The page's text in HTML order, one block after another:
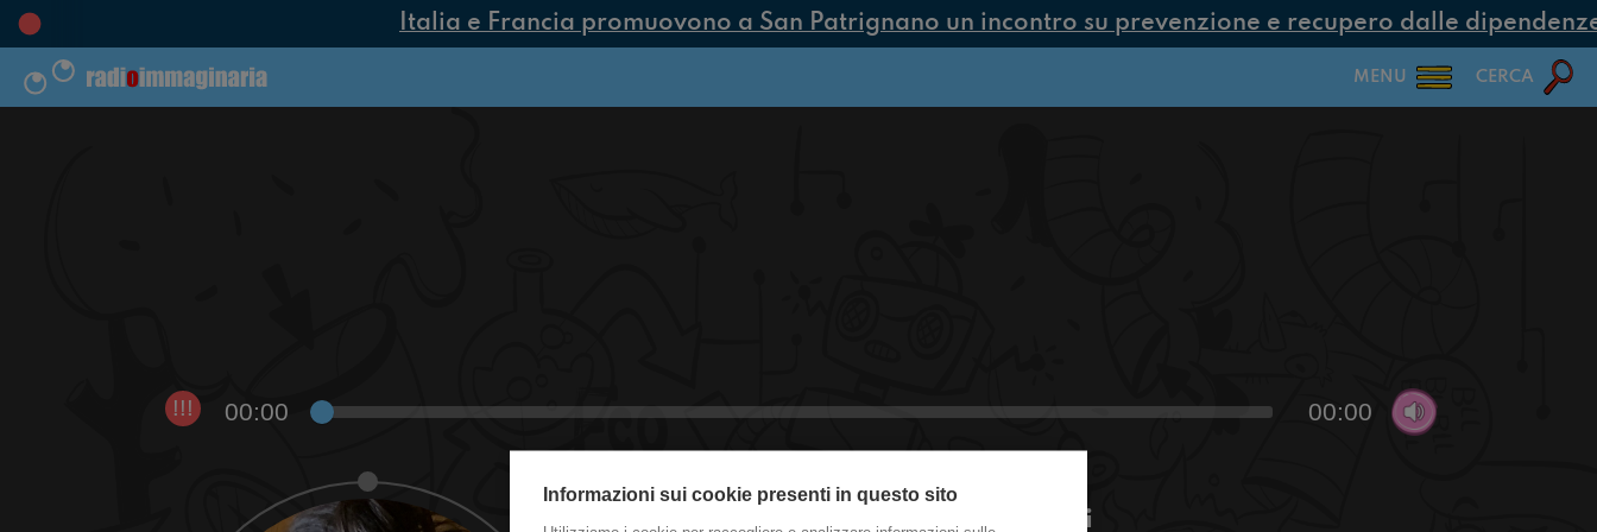
Italia e Francia promuovono a San Patrignano un incontro su prevenzione e recupero dalle dipendenze
MENU CERCA
!!! 00:00 00:00
#castelguelfo Gente figa ai campi estivi
Informazioni sui cookie presenti in questo sito